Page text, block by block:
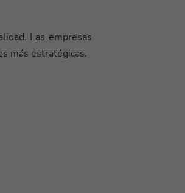
Las empresas
más estratégicas.